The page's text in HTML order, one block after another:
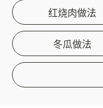
红烧肉做法
冬瓜做法